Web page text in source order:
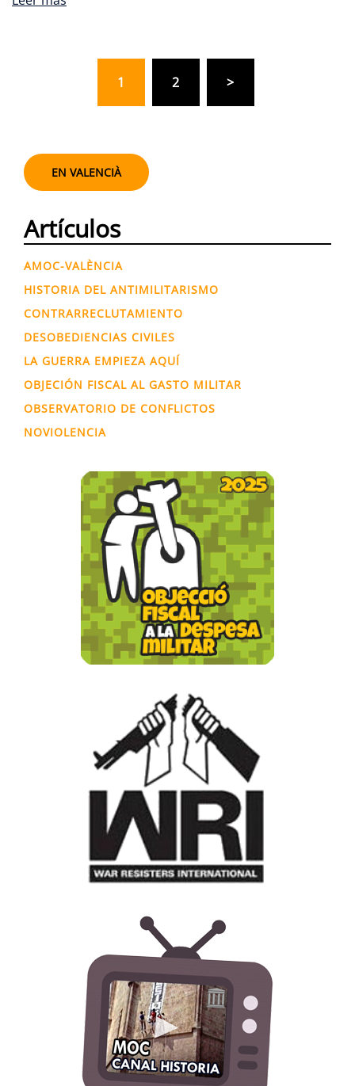
1 2 >
EN VALENCIÀ
Artículos
AMOC-VALÈNCIA
HISTORIA DEL ANTIMILITARISMO
CONTRARRECLUTAMIENTO
DESOBEDIENCIAS CIVILES
LA GUERRA EMPIEZA AQUÍ
OBJECIÓN FISCAL AL GASTO MILITAR
OBSERVATORIO DE CONFLICTOS
NOVIOLENCIA